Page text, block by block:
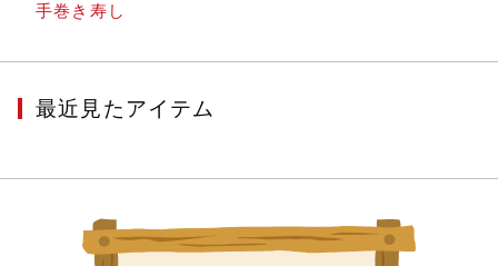
手巻き寿し
最近見たアイテム